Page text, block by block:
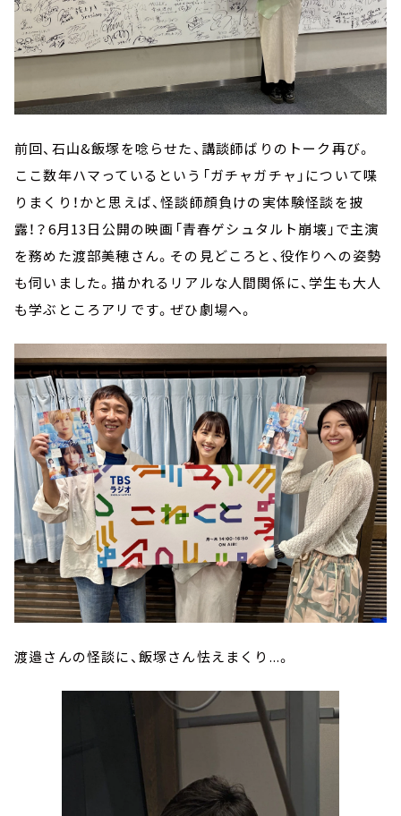
前回、石山&飯塚を唸らせた、講談師ばりのトーク再び。
ここ数年ハマっているという「ガチャガチャ」について喋
りまくり！かと思えば、怪談師顔負けの実体験怪談を披
露！？6月13日公開の映画「青春ゲシュタルト崩壊」で主演
を務めた渡部美穂さん。その見どころと、役作りへの姿勢
も伺いました。描かれるリアルな人間関係に、学生も大人
も学ぶところアリです。ぜひ劇場へ。
渡邉さんの怪談に、飯塚さん怯えまくり...。